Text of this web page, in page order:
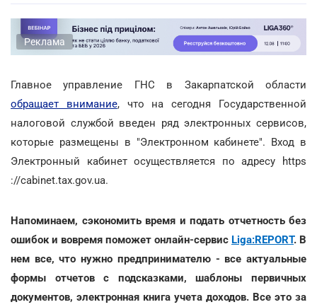
Реклама
Главное управление ГНС в Закарпатской области
обращает внимание, что на сегодня Государственной
налоговой службой введен ряд электронных сервисов,
которые размещены в "Электронном кабинете". Вход в
Электронный кабинет осуществляется по адресу https
://cabinet.tax.gov.ua.
Напоминаем, сэкономить время и подать отчетность без
ошибок и вовремя поможет онлайн-сервис Liga:REPORT. В
нем все, что нужно предпринимателю - все актуальные
формы отчетов с подсказками, шаблоны первичных
документов, электронная книга учета доходов. Все это за